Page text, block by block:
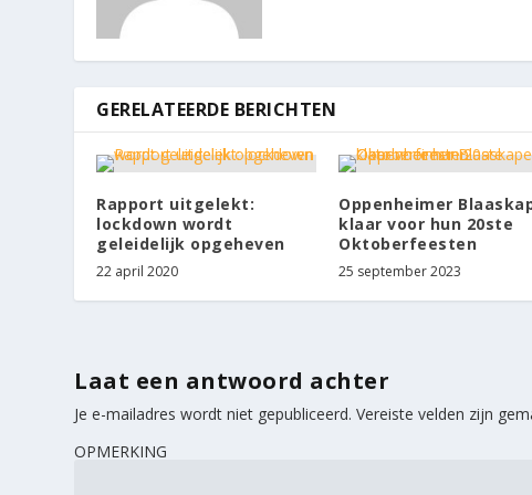
GERELATEERDE BERICHTEN
Rapport uitgelekt:
lockdown wordt
geleidelijk opgeheven
22 april 2020
Oppenheimer
klaar voor hun 20ste
Oktoberfeesten
25 september 2023
Laat een antwoord achter
Je e-mailadres wordt niet gepubliceerd. Vereiste velden zijn
OPMERKING